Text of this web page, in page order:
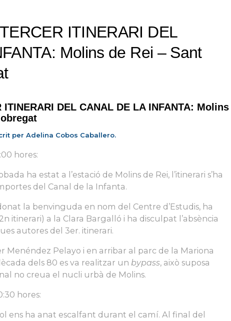
ITINERARI DEL
Molins de Rei – Sant
ITINERARI DEL CANAL DE LA INFANTA: Molins
per Adelina Cobos Caballero.
hores:
ha estat a l’estació de Molins de Rei, l’itinerari s’ha
del Canal de la Infanta.
la benvinguda en nom del Centre d’Estudis, ha
itinerari) a la Clara Bargalló i ha disculpat l’absència
autores del 3er. itinerari.
Menéndez Pelayo i en arribar al parc de la Mariona
dels 80 es va realitzar un bypass, això suposa
no creua el nucli urbà de Molins.
hores:
ens ha anat escalfant durant el camí. Al final del